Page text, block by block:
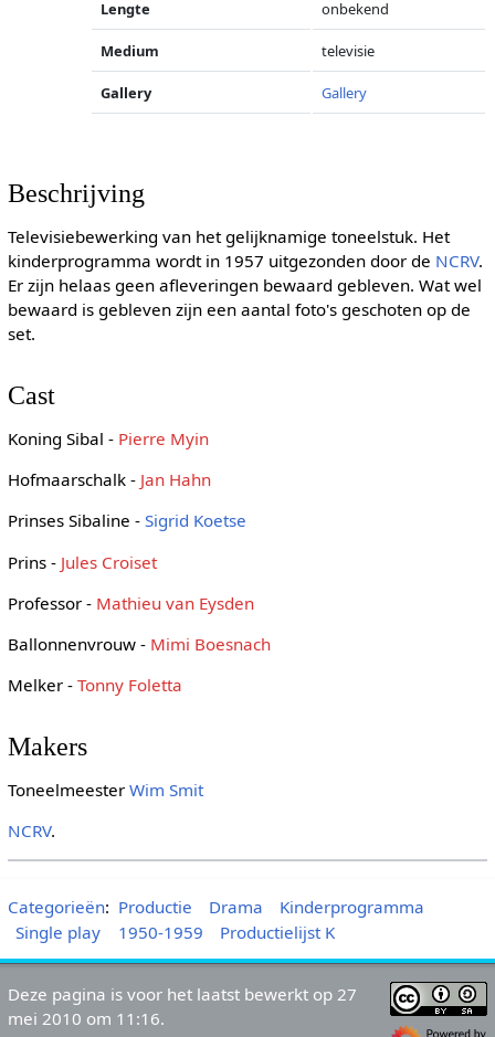
Lengte onbekend
Medium televisie
Gallery Gallery
Beschrijving
Televisiebewerking van het gelijknamige toneelstuk. Het
kinderprogramma wordt in 1957 uitgezonden door de NCRV.
Er zijn helaas geen afleveringen bewaard gebleven. Wat wel
bewaard is gebleven zijn een aantal foto's geschoten op de
set.
Cast
Koning Sibal - Pierre Myin
Hofmaarschalk - Jan Hahn
Prinses Sibaline - Sigrid Koetse
Prins - Jules Croiset
Professor - Mathieu van Eysden
Ballonnenvrouw - Mimi Boesnach
Melker - Tonny Foletta
Makers
Toneelmeester Wim Smit
NCRV.
Categorieën: Productie Drama
Kinderprogramma
Single play
1950-1959 Productielijst K
Deze pagina is voor het laatst bewerkt op 27
mei 2010 om 11:16.